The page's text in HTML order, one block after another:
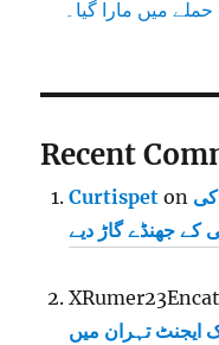
میں مارا گیا۔
Recent
Curtispet on
کے جھنڈے گاڑ دیے
XRumer23Encat
ایجنٹ تہران میں